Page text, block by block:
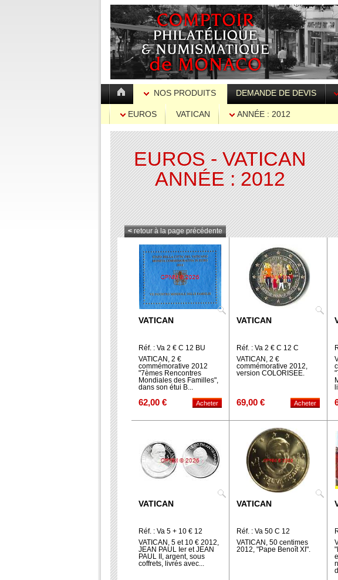
NOS PRODUITS DEMANDE DE DEVIS
EUROS VATICAN ANNÉE : 2012
EUROS - VATICAN
ANNÉE : 2012
< retour à la page précédente
VATICAN
Réf. : Va 2 € C 12 BU
VATICAN, 2 €
commémorative 2012
"7èmes Rencontres
Mondiales des Familles",
dans son étui B...
62,00 €
VATICAN
Réf. : Va 2 € C 12 C
VATICAN, 2 €
commémorative 2012,
version COLORISEE.
69,00 €
VATICAN
Réf. : Va 5 + 10 € 12
VATICAN, 5 et 10 € 2012,
JEAN PAUL Ier et JEAN
PAUL II, argent, sous
coffrets, livrés avec...
VATICAN
Réf. : Va 50 C 12
VATICAN, 50 centimes
2012, "Pape Benoît XI".